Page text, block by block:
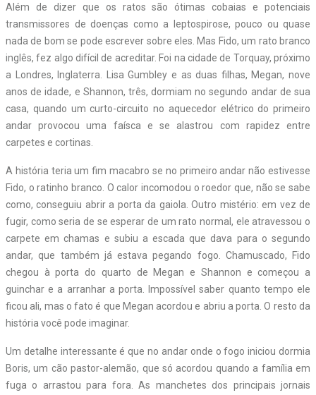
Além de dizer que os ratos são ótimas cobaias e potenciais
transmissores de doenças como a leptospirose, pouco ou quase
nada de bom se pode escrever sobre eles. Mas Fido, um rato branco
inglês, fez algo difícil de acreditar. Foi na cidade de Torquay, próximo
a Londres, Inglaterra. Lisa Gumbley e as duas filhas, Megan, nove
anos de idade, e Shannon, três, dormiam no segundo andar de sua
casa, quando um curto-circuito no aquecedor elétrico do primeiro
andar provocou uma faísca e se alastrou com rapidez entre
carpetes e cortinas.
A história teria um fim macabro se no primeiro andar não estivesse
Fido, o ratinho branco. O calor incomodou o roedor que, não se sabe
como, conseguiu abrir a porta da gaiola. Outro mistério: em vez de
fugir, como seria de se esperar de um rato normal, ele atravessou o
carpete em chamas e subiu a escada que dava para o segundo
andar, que também já estava pegando fogo. Chamuscado, Fido
chegou à porta do quarto de Megan e Shannon e começou a
guinchar e a arranhar a porta. Impossível saber quanto tempo ele
ficou ali, mas o fato é que Megan acordou e abriu a porta. O resto da
história você pode imaginar.
Um detalhe interessante é que no andar onde o fogo iniciou dormia
Boris, um cão pastor-alemão, que só acordou quando a família em
fuga o arrastou para fora. As manchetes dos principais jornais